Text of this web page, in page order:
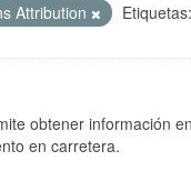
Attribution Etiquetas:
obtener información
en carretera.